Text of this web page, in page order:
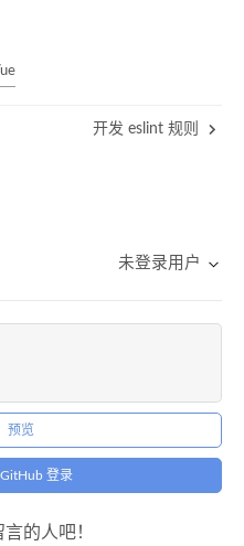
开发 eslint 规则
未登录用户
预览
登录
的人吧！